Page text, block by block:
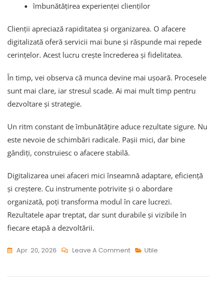
îmbunătățirea experienței clienților
Clienții apreciază rapiditatea și organizarea. O afacere
digitalizată oferă servicii mai bune și răspunde mai repede
cerințelor. Acest lucru crește încrederea și fidelitatea.
În timp, vei observa că munca devine mai ușoară. Procesele
sunt mai clare, iar stresul scade. Ai mai mult timp pentru
dezvoltare și strategie.
Un ritm constant de îmbunătățire aduce rezultate sigure. Nu
este nevoie de schimbări radicale. Pașii mici, dar bine
gândiți, construiesc o afacere stabilă.
Digitalizarea unei afaceri mici înseamnă adaptare, eficiență
și creștere. Cu instrumente potrivite și o abordare
organizată, poți transforma modul în care lucrezi.
Rezultatele apar treptat, dar sunt durabile și vizibile în
fiecare etapă a dezvoltării.
Apr. 20, 2026 Leave A CommentOn
Pentru
Utile